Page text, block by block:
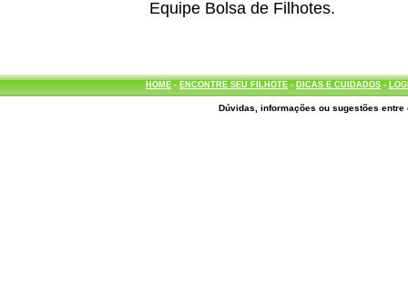
Equipe Bolsa de Filhotes.
HOME- ENCONTRE SEU FILHOTE- DICAS E CUIDADOS-
Dúvidas, informações ou sugestões